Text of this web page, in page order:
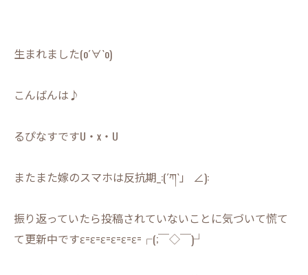
生まれました(о´∀`о)
こんばんは♪
るぴなすですU・x・U
またまた嫁のスマホは反抗期_:(´ཀ`」 ∠):
振り返っていたら投稿されていないことに気づいて慌て
て更新中ですε=ε=ε=ε=ε=ε=┌(;￣◇￣)┘